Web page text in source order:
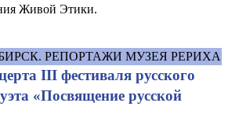
Живой Этики.
РЕПОРТАЖИ МУЗЕЯ РЕРИХА
III фестиваля русского
«Посвящение русской